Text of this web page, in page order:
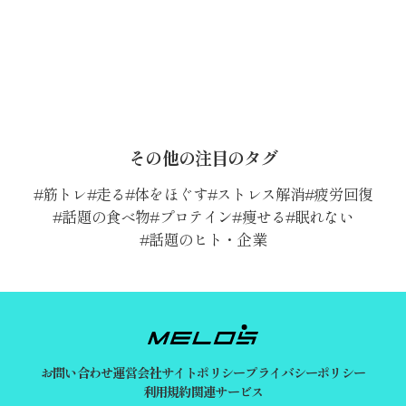
その他の注目のタグ
筋トレ 走る 体をほぐす ストレス解消 疲労回復
話題の食べ物 プロテイン 痩せる 眠れない
話題のヒト・企業
お問い合わせ運営会社サイトポリシープライバシーポリシー
利用規約関連サービス